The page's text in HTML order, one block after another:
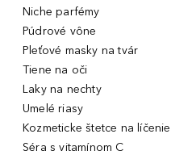
Niche parfémy
Púdrové vône
Pleťové masky na tvár
Tiene na oči
Laky na nechty
Umelé riasy
Kozmeticke štetce na líčenie
Séra s vitamínom C